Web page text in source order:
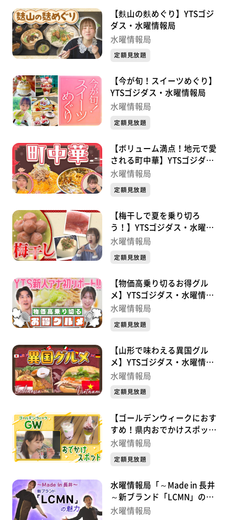
【麩山の麩めぐり】YTSゴジ
ダス・水曜情報局
水曜情報局
定額見放題
【今が旬！スイーツめぐり】
YTSゴジダス・水曜情報局
水曜情報局
定額見放題
【ボリューム満点！地元で愛
される町中華】YTSゴジダ
ス・水曜情報局
水曜情報局
定額見放題
【梅干しで夏を乗り切ろ
う！】YTSゴジダス・水曜情
報局
水曜情報局
定額見放題
【物価高乗り切るお得グル
メ】YTSゴジダス・水曜情報
局
水曜情報局
定額見放題
【山形で味わえる異国グル
メ】YTSゴジダス・水曜情報
局
水曜情報局
定額見放題
【ゴールデンウィークにおす
すめ！県内おでかけスポッ
ト】YTSゴジダス・水曜情報
水曜情報局
定額見放題
水曜情報局「～Made in 長井
～新ブランド「LCMN」の魅
力」
水曜情報局